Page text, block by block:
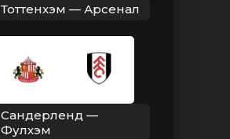
Тоттенхэм — Арсенал
Сандерленд —
Фулхэм